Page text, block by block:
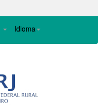
Idioma